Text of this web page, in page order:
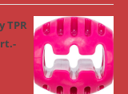
TPR